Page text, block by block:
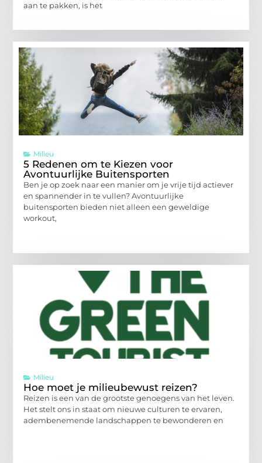
aan te pakken, is het
Milieu
5 Redenen om te Kiezen voor
Avontuurlijke Buitensporten
Ben je op zoek naar een manier om je vrije tijd actiever
en spannender in te vullen? Avontuurlijke
buitensporten bieden niet alleen een geweldige
workout,
Milieu
Hoe moet je milieubewust reizen?
Reizen is een van de grootste genoegens van het leven.
Het stelt ons in staat om nieuwe culturen te ervaren,
adembenemende landschappen te bewonderen en